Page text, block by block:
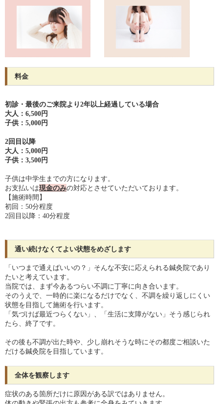
料金
初診・最後のご来院より2年以上経過している場合
大人：6,500円
子供：5,000円
2回目以降
大人：5,000円
子供：3,500円
子供は中学生までの方になります。
お支払いは現金のみの対応とさせていただいております。
【施術時間】
初回：50分程度
2回目以降：40分程度
通い続けなくてよい状態をめざします
「いつまで通えばいいの？」そんな不安に応えられる鍼灸院であり
たいと考えています。
当院では、まず今あるつらい不調に丁寧に向き合います。
そのうえで、一時的に楽になるだけでなく、不調を繰り返しにくい
状態を目指して施術を行います。
「気づけば最近つらくない」、「生活に支障がない」そう感じられ
たら、終了です。
その後も不調が出た時や、少し崩れそうな時にその都度ご相談いた
だける鍼灸院を目指しています。
全体を観察します
症状のある箇所だけに原因がある訳ではありません。